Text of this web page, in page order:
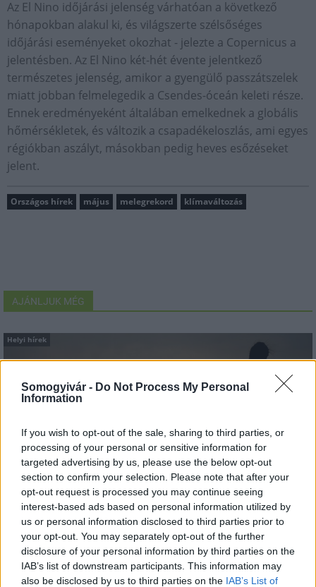
Somogyivár - Do Not Process My Personal
Information
If you wish to opt-out of the sale, sharing to third parties, or
processing of your personal or sensitive information for
targeted advertising by us, please use the below opt-out
section to confirm your selection. Please note that after your
opt-out request is processed you may continue seeing
interest-based ads based on personal information utilized by
us or personal information disclosed to third parties prior to
your opt-out. You may separately opt-out of the further
disclosure of your personal information by third parties on the
IAB’s list of downstream participants. This information may
also be disclosed by us to third parties on the IAB’s List of
Az El Nino időjárási jelenség várhatóan a következő
hónapokban alakul ki, és világszerte szélsőséges
időjárási eseményeket okozhat - jelezte a Copernicus a
jelentésben. Az El Nino két-hét évente jelentkező
természetes jelenség, amikor a gyengülő passzátszelek
miatt jobban felmelegedik a Csendes-óceán keleti része.
Ennek eredményeként általában emelkednek a globális
hőmérsékletek, és változik a csapadékeloszlás, ami egyes
régiókban aszályt, másokban pedig heves esőzéseket
jelent.
Országos hírek május melegrekord klímaváltozás
AJÁNLJUK MÉG
Helyi hírek
Amire többmillióan vártunk: szombattól másodfokúra
csökken a riasztás
Aktuális